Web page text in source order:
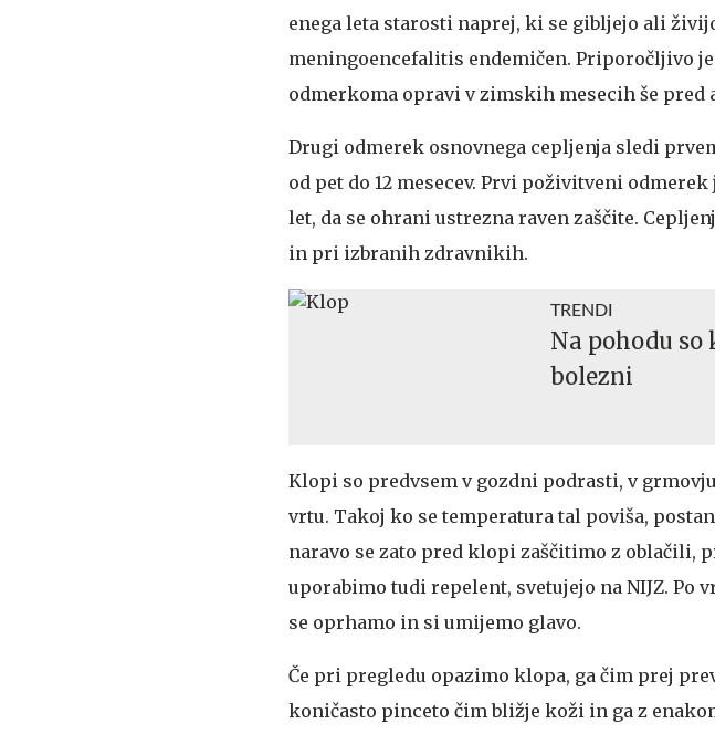
enega leta starosti naprej, ki se gibljejo ali
meningoencefalitis endemičen. Priporočljivo
odmerkoma opravi v zimskih mesecih še pred
Drugi odmerek osnovnega cepljenja sledi
od pet do 12 mesecev. Prvi poživitveni
let, da se ohrani ustrezna raven zaščite.
in pri izbranih zdravnikih.
TRENDI
Na pohodu
bolezni
Klopi so predvsem v gozdni podrasti, v
vrtu. Takoj ko se temperatura tal poviša,
naravo se zato pred klopi zaščitimo z oblačili,
uporabimo tudi repelent, svetujejo na NIJZ. Po
se oprhamo in si umijemo glavo.
Če pri pregledu opazimo klopa, ga čim prej
koničasto pinceto čim bližje koži in ga z